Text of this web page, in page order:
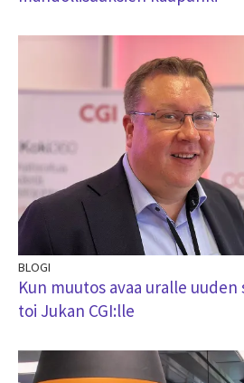
BLOGI
Kun muutos avaa uralle
toi Jukan CGI:lle